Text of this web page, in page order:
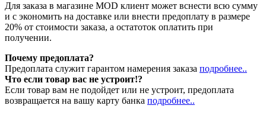
Для заказа в магазине MOD клиент может вснести всю сумму
и с экономить на доставке или внести предоплату в размере
20% от стоимости заказа, а остатоток оплатить при
получении.
Почему предоплата?
Предоплата служит гарантом намерения заказа подробнее..
Что если товар вас не устроит!?
Если товар вам не подойдет или не устроит, предоплата
возвращается на вашу карту банка подробнее..